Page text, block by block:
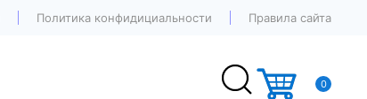
Политика конфидициальности Правила сайта
0